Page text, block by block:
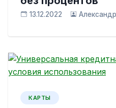
13.12.2022
КАРТЫ